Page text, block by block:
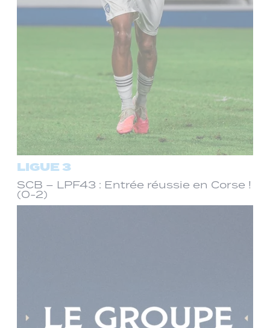
LIGUE 3
SCB – LPF43 : Entrée réussie en Corse !
(0-2)